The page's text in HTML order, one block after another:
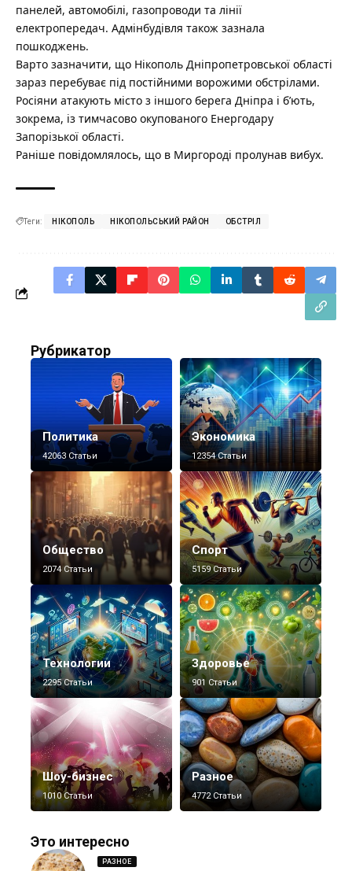
панелей, автомобілі, газопроводи та лінії
електропередач. Адмінбудівля також зазнала
пошкоджень.
Варто зазначити, що Нікополь Дніпропетровської області
зараз перебуває під постійними ворожими обстрілами.
Росіяни атакують місто з іншого берега Дніпра і б’ють,
зокрема, із тимчасово окупованого Енергодару
Запорізької області.
Раніше повідомлялось, що в Миргороді пролунав вибух.
Теги: НІКОПОЛЬ НІКОПОЛЬСЬКИЙ РАЙОН ОБСТРІЛ
Рубрикатор
Политика
42063 Статьи
Экономика
12354 Статьи
Общество
2074 Статьи
Спорт
5159 Статьи
Технологии
2295 Статьи
Здоровье
901 Статьи
Шоу-бизнес
1010 Статьи
Разное
4772 Статьи
Это интересно
РАЗНОЕ